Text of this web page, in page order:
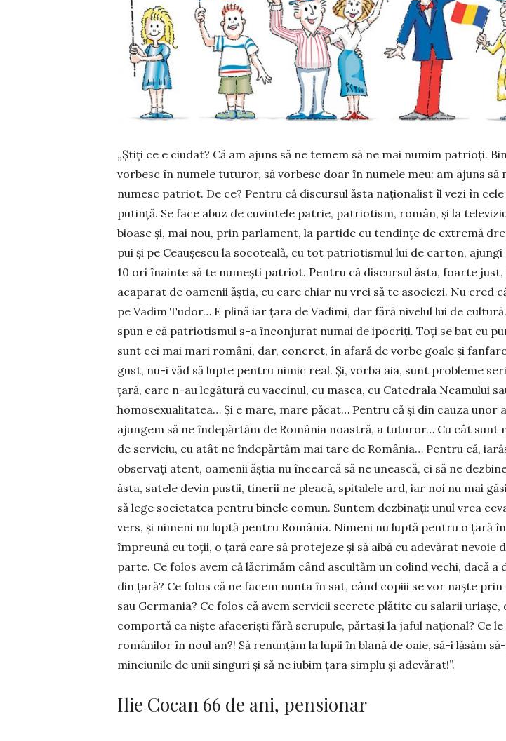
„Știți ce e ciudat? Că am ajuns să ne temem să ne mai numim pa­trioți.
vorbesc în numele tuturor, să vorbesc doar în numele meu: am ajuns să
numesc patriot. De ce? Pentru că discursul ăsta na­ționalist îl vezi în
putință. Se face abuz de cuvintele patrie, pa­trio­tism, român, și la
bioa­se și, mai nou, prin par­lament, la partide cu ten­dințe de extremă
pui și pe Ceaușescu la socoteală, cu tot patriotismul lui de carton, ajungi
10 ori înainte să te numești patriot. Pentru că discursul ăsta, foarte
acaparat de oamenii ăștia, cu care chiar nu vrei să te aso­ciezi. Nu cred
pe Vadim Tudor… E plină iar țara de Vadimi, dar fără nivelul lui de
spun e că patriotismul s-a înconjurat numai de ipocriți. Toți se bat cu
sunt cei mai mari români, dar, concret, în afară de vorbe goale și
gust, nu-i văd să lupte pentru nimic real. Și, vorba aia, sunt probleme
țară, care n-au legătură cu vaccinul, cu masca, cu Catedrala Nea­mului
homosexualitatea… Și e mare, mare păcat… Pentru că și din cauza unor
ajungem să ne îndepărtăm de România noastră, a tuturor… Cu cât sunt
de serviciu, cu atât ne îndepărtăm mai tare de Ro­mânia… Pentru că,
observați atent, oamenii ăștia nu încearcă să ne unească, ci să ne
ăsta, satele devin pustii, tinerii ne pleacă, spitalele ard, iar noi nu mai
să lege societatea pentru binele co­mun. Suntem dezbinați: unul vrea
vers, și nimeni nu luptă pentru România. Ni­meni nu luptă pentru o țară
împreună cu toții, o țară care să protejeze și să aibă cu ade­vărat nevoie
parte. Ce folos avem că lăcrimăm când ascultăm un colind vechi, dacă a
din țară? Ce folos că ne facem nunta în sat, când copiii se vor naște prin
sau Ger­mania? Ce folos că avem servicii secrete plă­tite cu salarii uriașe,
comportă ca niște afaceriști fără scrupule, părtași la jaful național? Ce
românilor în noul an?! Să re­nunțăm la lupii în blană de oaie, să-i lăsăm
minciunile de unii singuri și să ne iu­bim țara simplu și adevărat!”.
Ilie Cocan 66 de ani, pensionar